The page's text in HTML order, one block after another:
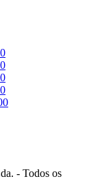
- Todos os